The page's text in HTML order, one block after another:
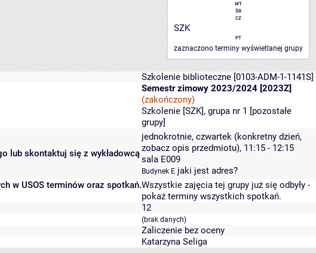
WT
ŚR
CZ
SZK
PT
zaznaczono terminy wyświetlanej grupy
Szkolenie biblioteczne [0103-ADM-1-1141S]
Semestr zimowy 2023/2024 [2023Z]
(zakończony)
Szkolenie [SZK], grupa nr 1 [pozostałe
grupy]
lub skontaktuj się z wykładowcą
jednokrotnie, czwartek (konkretny dzień,
zobacz opis przedmiotu), 11:15 - 12:15
sala E009
Budynek E jaki jest adres?
w USOS terminów oraz spotkań.Wszystkie zajęcia tej grupy już się odbyły -
pokaż terminy wszystkich spotkań.
12
(brak danych)
Zaliczenie bez oceny
Katarzyna Seliga